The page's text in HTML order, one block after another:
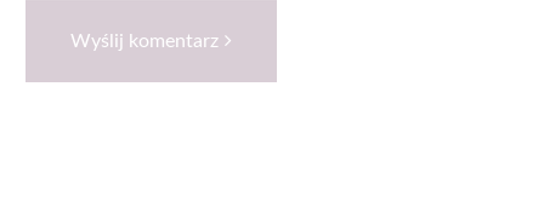
Wyślij komentarz